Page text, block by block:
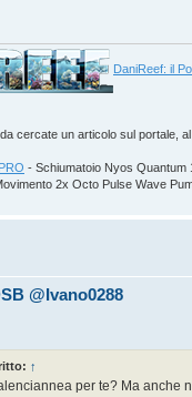
DaniReef: il
cercate un articolo sul portale,
- Schiumatoio Nyos Quantum
2x Octo Pulse Wave
@Ivano0288
↑
per te? Ma anche